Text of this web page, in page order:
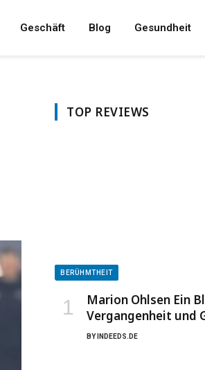
Geschäft Blog Gesundheit
TOP REVIEWS
BERÜHMTHEIT
Marion Ohlsen Ein
Vergangenheit und
BY INDEEDS.DE